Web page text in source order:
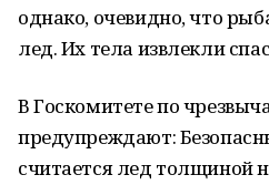
однако, очевидно, что
лед. Их тела извлекли
В Госкомитете по
предупреждают:
считается лед толщиной